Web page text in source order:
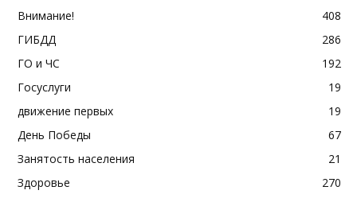
Внимание!
408
ГИБДД
286
ГО и ЧС
192
Госуслуги
19
движение первых
19
День Победы
67
Занятость населения
21
Здоровье
270